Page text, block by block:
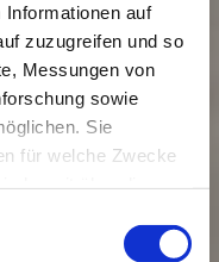
Informationen auf
zuzugreifen und so
Messungen von
sowie
Sie
für welche Zwecke
Europa
Ozeanien
diese